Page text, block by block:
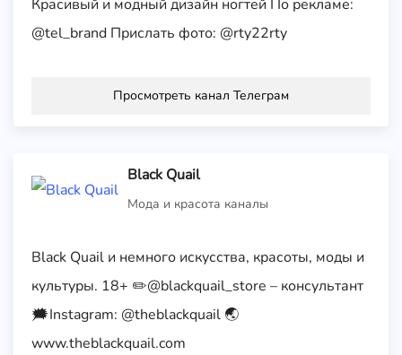
Красивый и модный дизайн ногтей По рекламе:
@tel_brand Прислать фото: @rty22rty
Просмотреть канал Телеграм
Black Quail
Мода и красота каналы
Black Quail и немного искусства, красоты, моды и
культуры. 18+ ✏️@blackquail_store – консультант
🗯Instagram: @theblackquail 🌏
www.theblackquail.com